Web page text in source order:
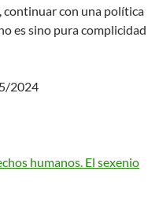
continuar con una política
es sino pura complicidad
2024
humanos. El sexenio